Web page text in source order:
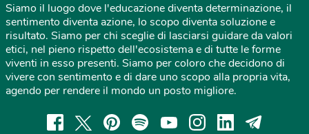
Siamo il luogo dove l'educazione diventa determinazione, il
sentimento diventa azione, lo scopo diventa soluzione e
risultato. Siamo per chi sceglie di lasciarsi guidare da valori
etici, nel pieno rispetto dell'ecosistema e di tutte le forme
viventi in esso presenti. Siamo per coloro che decidono di
vivere con sentimento e di dare uno scopo alla propria vita,
agendo per rendere il mondo un posto migliore.